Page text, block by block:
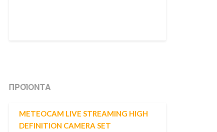
ΠΡΟΪΌΝΤΑ
METEOCAM LIVE STREAMING HIGH
DEFINITION CAMERA SET